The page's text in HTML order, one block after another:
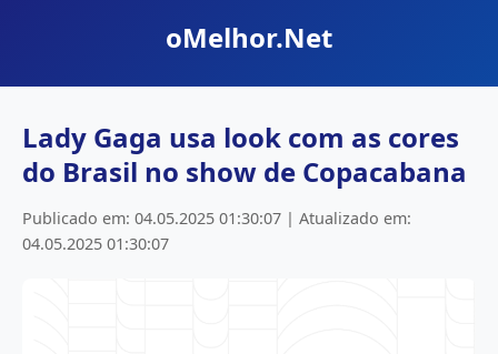
oMelhor.Net
Lady Gaga usa look com as cores
do Brasil no show de Copacabana
Publicado em: 04.05.2025 01:30:07 | Atualizado em:
04.05.2025 01:30:07